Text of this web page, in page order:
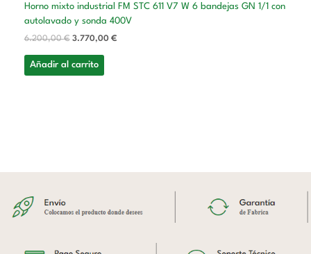
Horno mixto industrial FM STC 611 V7 W 6 bandejas GN 1/1 con
autolavado y sonda 400V
6.200,00€ 3.770,00 €
Añadir al carrito